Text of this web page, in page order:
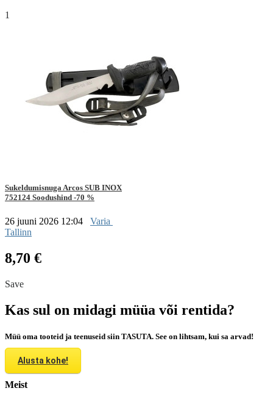
1
Sukeldumisnuga Arcos SUB INOX
752124 Soodushind -70 %
26 juuni 2026 12:04
Varia
Tallinn
8,70 €
Save
Kas sul on midagi müüa või rentida?
Müü oma tooteid ja teenuseid siin TASUTA. See on lihtsam, kui sa arvad!
Alusta kohe!
Meist